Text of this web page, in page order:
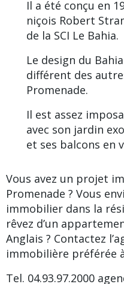
Il a été conçu en
niçois Robert
de la SCI Le Bahia.
Le design du Bahia
différent des
Promenade.
Il est assez
avec son jardin
et ses balcons en
Vous avez un projet
Promenade ? Vous
immobilier dans la
rêvez d’un
Anglais ? Contactez
immobilière préférée
Tel. 04.93.97.2000